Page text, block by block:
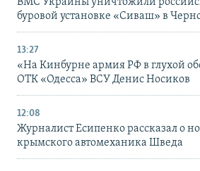
ВМС Украины уничтожили
буровой установке «Сиваш» в
13:27
«На Кинбурне армия РФ в глухой
ОТК «Одесса» ВСУ Денис Носиков
12:08
Журналист Есипенко рассказал о
крымского автомеханика Шведа